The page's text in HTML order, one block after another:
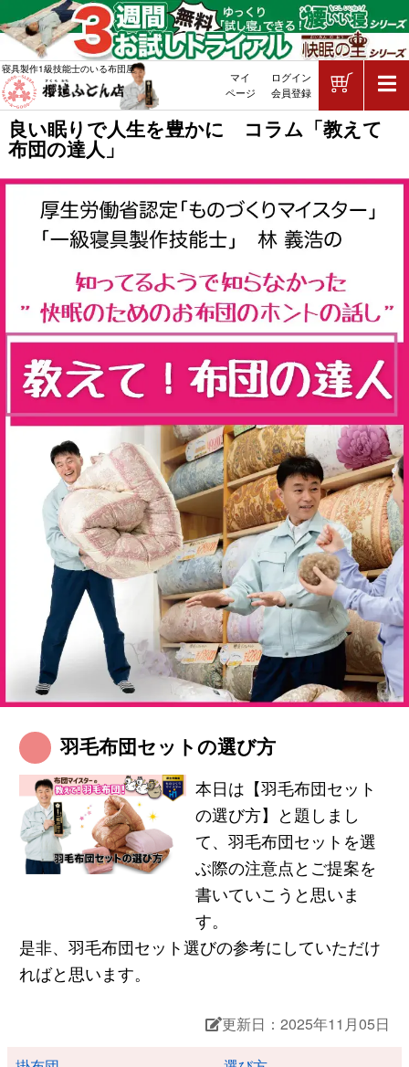
良い眠りで人生を豊かに コラム「教えて
布団の達人」
敷布団・掛け布団・羽毛布団・マ
寝具製作1級技能士のいる布団屋
マイ
ページ
ログイン
会員登録
羽毛布団セットの選び方
本日は【羽毛布団セット
の選び方】と題しまし
て、羽毛布団セットを選
ぶ際の注意点とご提案を
書いていこうと思いま
す。
是非、羽毛布団セット選びの参考にしていただけ
ればと思います。
更新日：2025年11月05日